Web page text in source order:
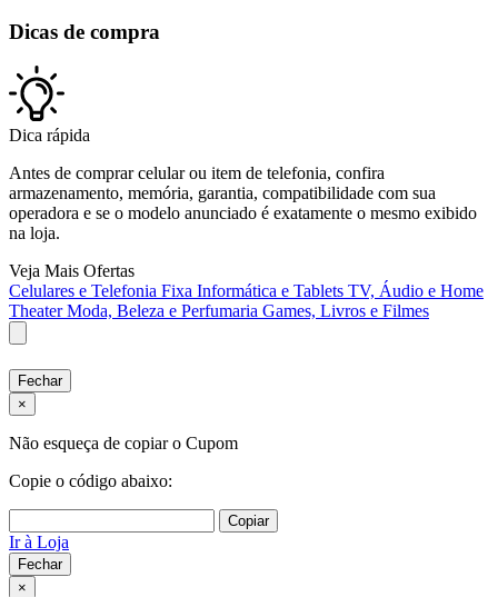
Dicas de compra
Dica rápida
Antes de comprar celular ou item de telefonia, confira
armazenamento, memória, garantia, compatibilidade com sua
operadora e se o modelo anunciado é exatamente o mesmo exibido
na loja.
Veja Mais Ofertas
Celulares e Telefonia Fixa Informática e Tablets TV, Áudio e Home
TheaterModa, Beleza e Perfumaria Games, Livros e Filmes
Fechar
×
Não esqueça de copiar o Cupom
Copie o código abaixo:
Copiar
Ir à Loja
Fechar
×